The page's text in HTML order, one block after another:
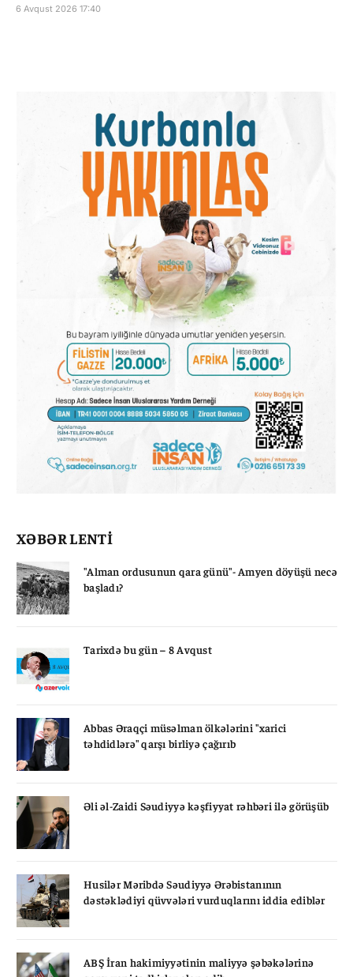
6 Avqust 2026 17:40
XƏBƏR LENTİ
"Alman ordusunun qara günü"- Amyen döyüşü necə
başladı?
Tarixdə bu gün – 8 Avqust
Abbas Əraqçi müsəlman ölkələrini "xarici
təhdidlərə" qarşı birliyə çağırıb
Əli əl-Zaidi Səudiyyə kəşfiyyat rəhbəri ilə görüşüb
Husilər Məribdə Səudiyyə Ərəbistanının
dəstəklədiyi qüvvələri vurduqlarını iddia ediblər
ABŞ İran hakimiyyətinin maliyyə şəbəkələrinə